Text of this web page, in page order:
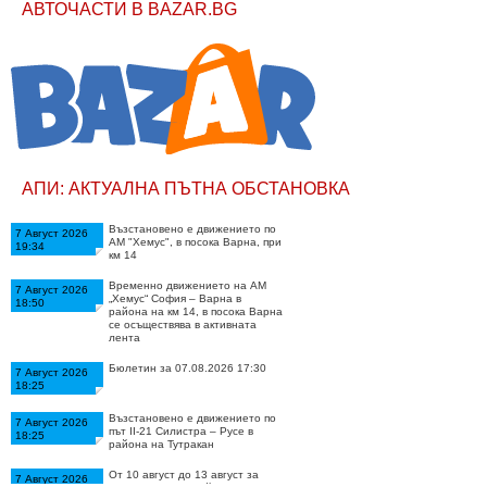
АВТОЧАСТИ В BAZAR.BG
АПИ: АКТУАЛНА ПЪТНА ОБСТАНОВКА
7 Август 2026
19:34
Възстановено е движението по
АМ "Хемус", в посока Варна, при
км 14
7 Август 2026
18:50
Временно движението на АМ
„Хемус“ София – Варна в
района на км 14, в посока Варна
се осъществява в активната
лента
7 Август 2026
18:25
Бюлетин за 07.08.2026 17:30
7 Август 2026
18:25
Възстановено е движението по
път II-21 Силистра – Русе в
района на Тутракан
7 Август 2026
От 10 август до 13 август за